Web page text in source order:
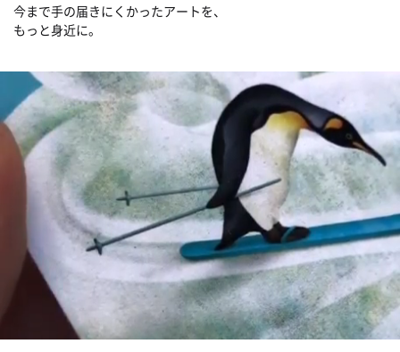
今まで手の届きにくかったアートを、
もっと身近に。